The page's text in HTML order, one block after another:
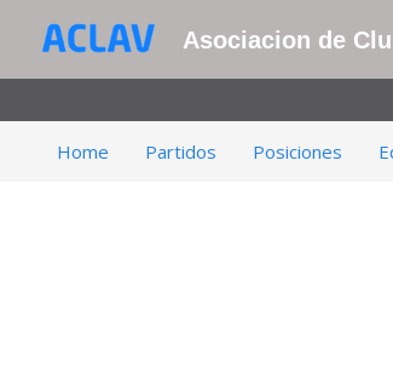
Asociacion de
Home Partidos Posiciones